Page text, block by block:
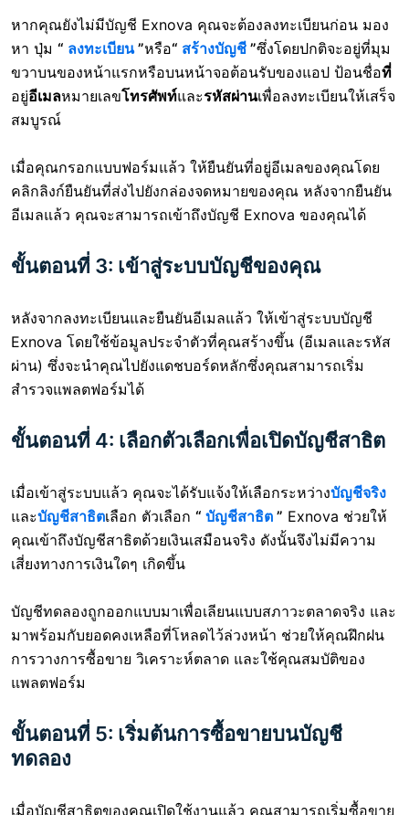
หากคุณยังไม่มีบัญชี Exnova คุณจะต้องลงทะเบียนก่อน มอง
หา ปุ่ม “ ลงทะเบียน”หรือ“ สร้างบัญชี ”ซึ่งโดยปกติจะอยู่ที่มุม
ขวาบนของหน้าแรกหรือบนหน้าจอต้อนรับของแอป ป้อนชื่อที่
อยู่อีเมลหมายเลขโทรศัพท์และรหัสผ่านเพื่อลงทะเบียนให้เสร็จ
สมบูรณ์
เมื่อคุณกรอกแบบฟอร์มแล้ว ให้ยืนยันที่อยู่อีเมลของคุณโดย
คลิกลิงก์ยืนยันที่ส่งไปยังกล่องจดหมายของคุณ หลังจากยืนยัน
อีเมลแล้ว คุณจะสามารถเข้าถึงบัญชี Exnova ของคุณได้
ขั้นตอนที่ 3: เข้าสู่ระบบบัญชีของคุณ
หลังจากลงทะเบียนและยืนยันอีเมลแล้ว ให้เข้าสู่ระบบบัญชี
Exnova โดยใช้ข้อมูลประจำตัวที่คุณสร้างขึ้น (อีเมลและรหัส
ผ่าน) ซึ่งจะนำคุณไปยังแดชบอร์ดหลักซึ่งคุณสามารถเริ่ม
สำรวจแพลตฟอร์มได้
ขั้นตอนที่ 4: เลือกตัวเลือกเพื่อเปิดบัญชีสาธิต
เมื่อเข้าสู่ระบบแล้ว คุณจะได้รับแจ้งให้เลือกระหว่างบัญชีจริง
และบัญชีสาธิตเลือก ตัวเลือก “ บัญชีสาธิต ” Exnova ช่วยให้
คุณเข้าถึงบัญชีสาธิตด้วยเงินเสมือนจริง ดังนั้นจึงไม่มีความ
เสี่ยงทางการเงินใดๆ เกิดขึ้น
บัญชีทดลองถูกออกแบบมาเพื่อเลียนแบบสภาวะตลาดจริง และ
มาพร้อมกับยอดคงเหลือที่โหลดไว้ล่วงหน้า ช่วยให้คุณฝึกฝน
การวางการซื้อขาย วิเคราะห์ตลาด และใช้คุณสมบัติของ
แพลตฟอร์ม
ขั้นตอนที่ 5: เริ่มต้นการซื้อขายบนบัญชี
ทดลอง
เมื่อบัญชีสาธิตของคุณเปิดใช้งานแล้ว คุณสามารถเริ่มซื้อขาย